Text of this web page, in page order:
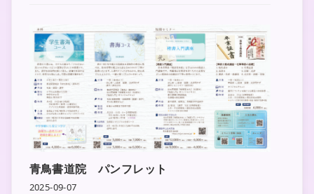
青鳥書道院 パンフレット
2025-09-07